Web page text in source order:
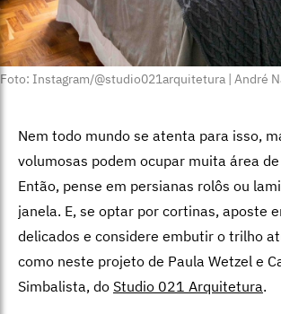
Foto: Instagram/@studio021arquitetura | André
Nem todo mundo se atenta para isso,
volumosas podem ocupar muita área
Então, pense em persianas rolôs ou
janela. E, se optar por cortinas, aposte
delicados e considere embutir o trilho
como neste projeto de Paula Wetzel e
Simbalista, do Studio 021 Arquitetura.